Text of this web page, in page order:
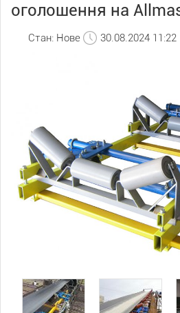
оголошення на
Стан: Нове 30.08.2024 11:22